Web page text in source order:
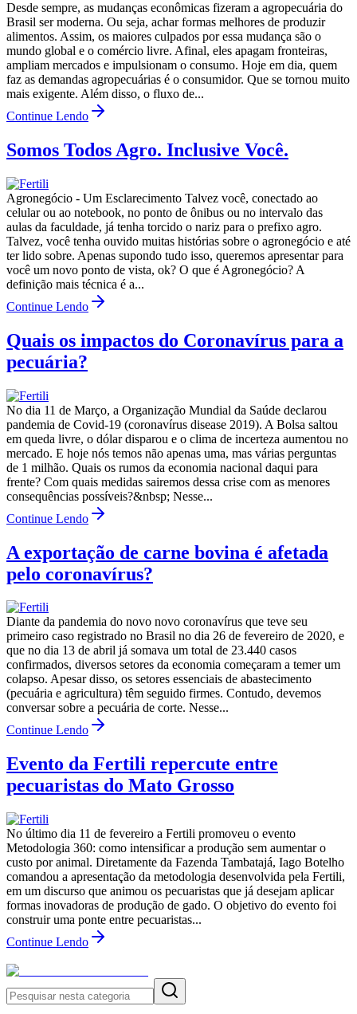
Desde sempre, as mudanças econômicas fizeram a agropecuária do
Brasil ser moderna. Ou seja, achar formas melhores de produzir
alimentos. Assim, os maiores culpados por essa mudança são o
mundo global e o comércio livre. Afinal, eles apagam fronteiras,
ampliam mercados e impulsionam o consumo. Hoje em dia, quem
faz as demandas agropecuárias é o consumidor. Que se tornou muito
mais exigente. Além disso, o fluxo de...
Continue Lendo
Somos Todos Agro. Inclusive Você.
Agronegócio - Um Esclarecimento Talvez você, conectado ao
celular ou ao notebook, no ponto de ônibus ou no intervalo das
aulas da faculdade, já tenha torcido o nariz para o prefixo agro.
Talvez, você tenha ouvido muitas histórias sobre o agronegócio e até
ter lido sobre. Apenas supondo tudo isso, queremos apresentar para
você um novo ponto de vista, ok? O que é Agronegócio? A
definição mais técnica é a...
Continue Lendo
Quais os impactos do Coronavírus para a
pecuária?
No dia 11 de Março, a Organização Mundial da Saúde declarou
pandemia de Covid-19 (coronavírus disease 2019). A Bolsa saltou
em queda livre, o dólar disparou e o clima de incerteza aumentou no
mercado. E hoje nós temos não apenas uma, mas várias perguntas
de 1 milhão. Quais os rumos da economia nacional daqui para
frente? Com quais medidas sairemos dessa crise com as menores
consequências possíveis?&nbsp; Nesse...
Continue Lendo
A exportação de carne bovina é afetada
pelo coronavírus?
Diante da pandemia do novo novo coronavírus que teve seu
primeiro caso registrado no Brasil no dia 26 de fevereiro de 2020, e
que no dia 13 de abril já somava um total de 23.440 casos
confirmados, diversos setores da economia começaram a temer um
colapso. Apesar disso, os setores essenciais de abastecimento
(pecuária e agricultura) têm seguido firmes. Contudo, devemos
conversar sobre a pecuária de corte. Nesse...
Continue Lendo
Evento da Fertili repercute entre
pecuaristas do Mato Grosso
No último dia 11 de fevereiro a Fertili promoveu o evento
Metodologia 360: como intensificar a produção sem aumentar o
custo por animal. Diretamente da Fazenda Tambatajá, Iago Botelho
comandou a apresentação da metodologia desenvolvida pela Fertili,
em um discurso que animou os pecuaristas que já desejam aplicar
formas inovadoras de produção de gado. O objetivo do evento foi
construir uma ponte entre pecuaristas...
Continue Lendo